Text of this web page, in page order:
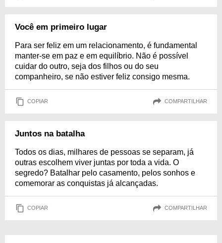
Você em primeiro lugar
Para ser feliz em um relacionamento, é fundamental
manter-se em paz e em equilíbrio. Não é possível
cuidar do outro, seja dos filhos ou do seu
companheiro, se não estiver feliz consigo mesma.
COPIAR COMPARTILHAR
Juntos na batalha
Todos os dias, milhares de pessoas se separam, já
outras escolhem viver juntas por toda a vida. O
segredo? Batalhar pelo casamento, pelos sonhos e
comemorar as conquistas já alcançadas.
COPIAR COMPARTILHAR